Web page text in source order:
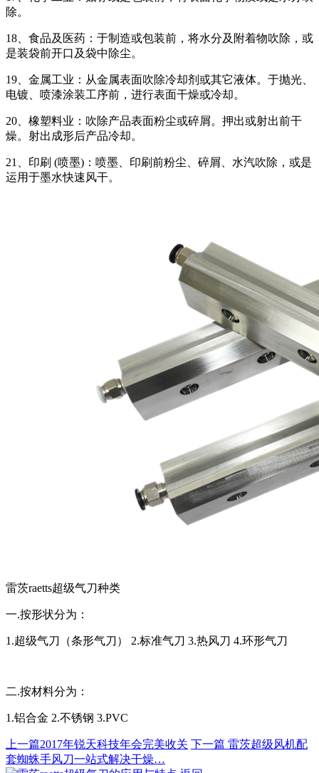
除。
18、食品及医药：于制造或包装前，将水分及附着物吹除，或
是装袋前开口及袋中除尘。
19、金属工业：从金属表面吹除冷却剂或其它液体。于抛光、
电镀、喷漆涂装工序前，进行表面干燥或冷却。
20、橡塑料业：吹除产品表面粉尘或碎屑。押出或射出前干
燥。射出成形后产品冷却。
21、印刷 (喷墨)：喷墨、印刷前粉尘、碎屑、水汽吹除，或是
运用于墨水快速风干。
雷茨raetts超级气刀种类
一.按形状分为：
1.超级气刀（条形气刀） 2.标准气刀 3.热风刀 4.环形气刀
二.按材料分为：
1.铝合金 2.不锈钢 3.PVC
上一篇2017年锐天科技年会完美收关 下一篇 雷茨超级风机配
套蜘蛛手风刀一站式解决干燥…